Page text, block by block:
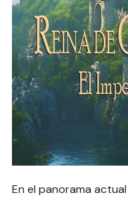
En el panorama